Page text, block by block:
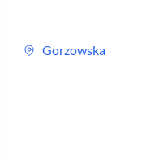
Gorzowska